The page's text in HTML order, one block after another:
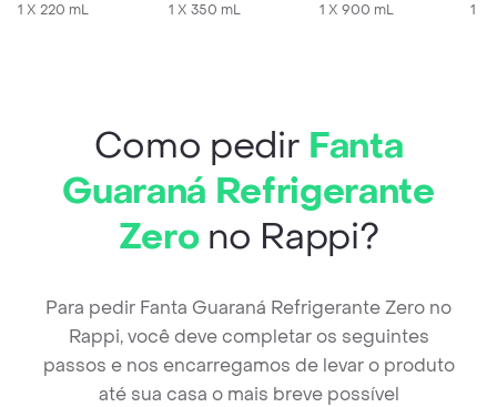
1 X 220 mL
1 X 350 mL
1 X 900 mL
1 X
Como pedir Fanta
Guaraná Refrigerante
Zerono Rappi?
Para pedir Fanta Guaraná Refrigerante Zero no
Rappi, você deve completar os seguintes
passos e nos encarregamos de levar o produto
até sua casa o mais breve possível